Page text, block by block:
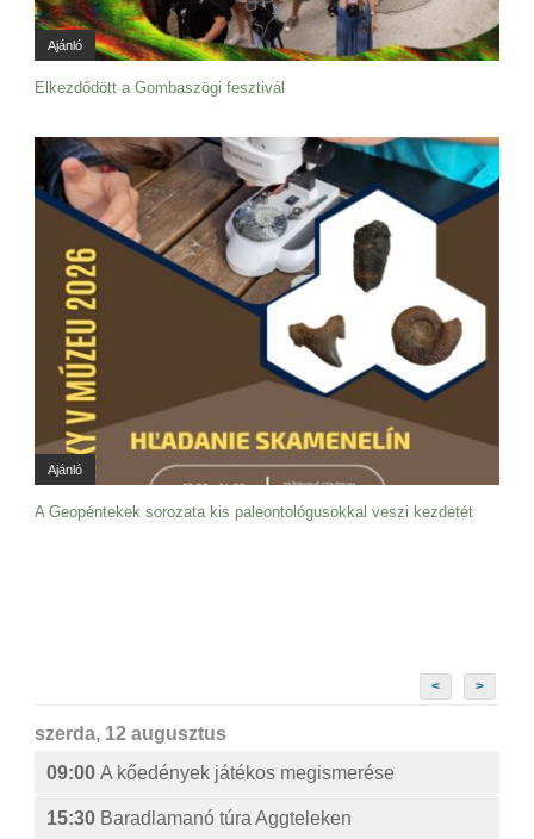
Ajánló
Elkezdődött a Gombaszögi fesztivál
Ajánló
A Geopéntekek sorozata kis paleontológusokkal veszi kezdetét
< >
szerda, 12 augusztus
09:00 A kőedények játékos megismerése
15:30 Baradlamanó túra Aggteleken